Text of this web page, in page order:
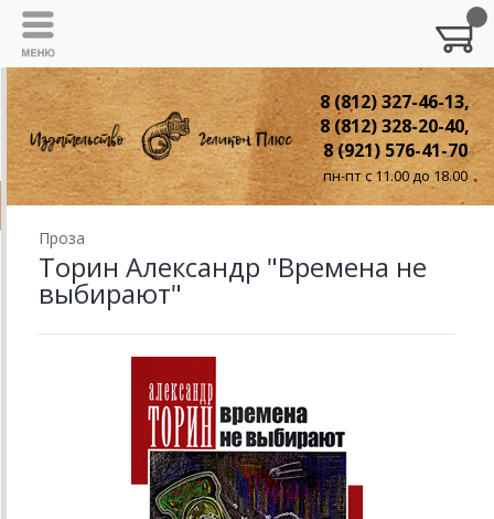
8 (812) 327-46-13,
8 (812) 328-20-40,
8 (921) 576-41-70
пн-пт с 11.00 до 18.00
Проза
Торин Александр "Времена не
выбирают"